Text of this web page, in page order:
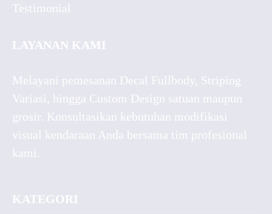
Testimonial
LAYANAN KAMI
Melayani pemesanan Decal Fullbody, Striping
Variasi, hingga Custom Design satuan maupun
grosir. Konsultasikan kebutuhan modifikasi
visual kendaraan Anda bersama tim profesional
kami.
KATEGORI